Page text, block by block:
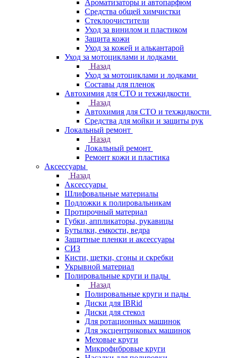
Ароматизаторы и автопарфюм
Средства общей химчистки
Стеклоочистители
Уход за винилом и пластиком
Защита кожи
Уход за кожей и алькантарой
Уход за мотоциклами и лодками
Назад
Уход за мотоциклами и лодками
Составы для пленок
Автохимия для СТО и техжидкости
Назад
Автохимия для СТО и техжидкости
Средства для мойки и защиты рук
Локальный ремонт
Назад
Локальный ремонт
Ремонт кожи и пластика
Аксессуары
Назад
Аксессуары
Шлифовальные материалы
Подложки к полировальникам
Протирочный материал
Губки, аппликаторы, рукавицы
Бутылки, емкости, ведра
Защитные пленки и аксессуары
СИЗ
Кисти, щетки, сгоны и скребки
Укрывной материал
Полировальные круги и пады
Назад
Полировальные круги и пады
Диски для IBRid
Диски для стекол
Для ротационных машинок
Для эксцентриковых машинок
Меховые круги
Микрофибровые круги